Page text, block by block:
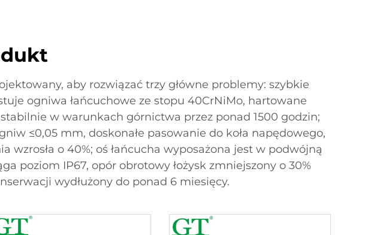
aby rozwiązać trzy główne problemy: szybkie
ogniwa łańcuchowe ze stopu 40CrNiMo, hartowane
w warunkach górnictwa przez ponad 1500 godzin;
≤0,05 mm, doskonałe pasowanie do koła napędowego,
o 40%; oś łańcucha wyposażona jest w podwójną
poziom IP67, opór obrotowy łożysk zmniejszony o 30%
wydłużony do ponad 6 miesięcy.